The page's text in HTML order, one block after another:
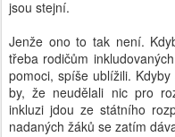
jsou stejní.
Jenže ono to tak není.
třeba rodičům
pomoci, spíše ublížili.
by, že neudělali nic pro
inkluzi jdou ze státního
nadaných žáků se zatím